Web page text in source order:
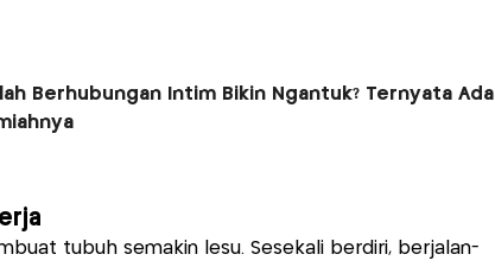
Berhubungan Intim Bikin Ngantuk? Ternyata Ada
tubuh semakin lesu. Sesekali berdiri, berjalan-